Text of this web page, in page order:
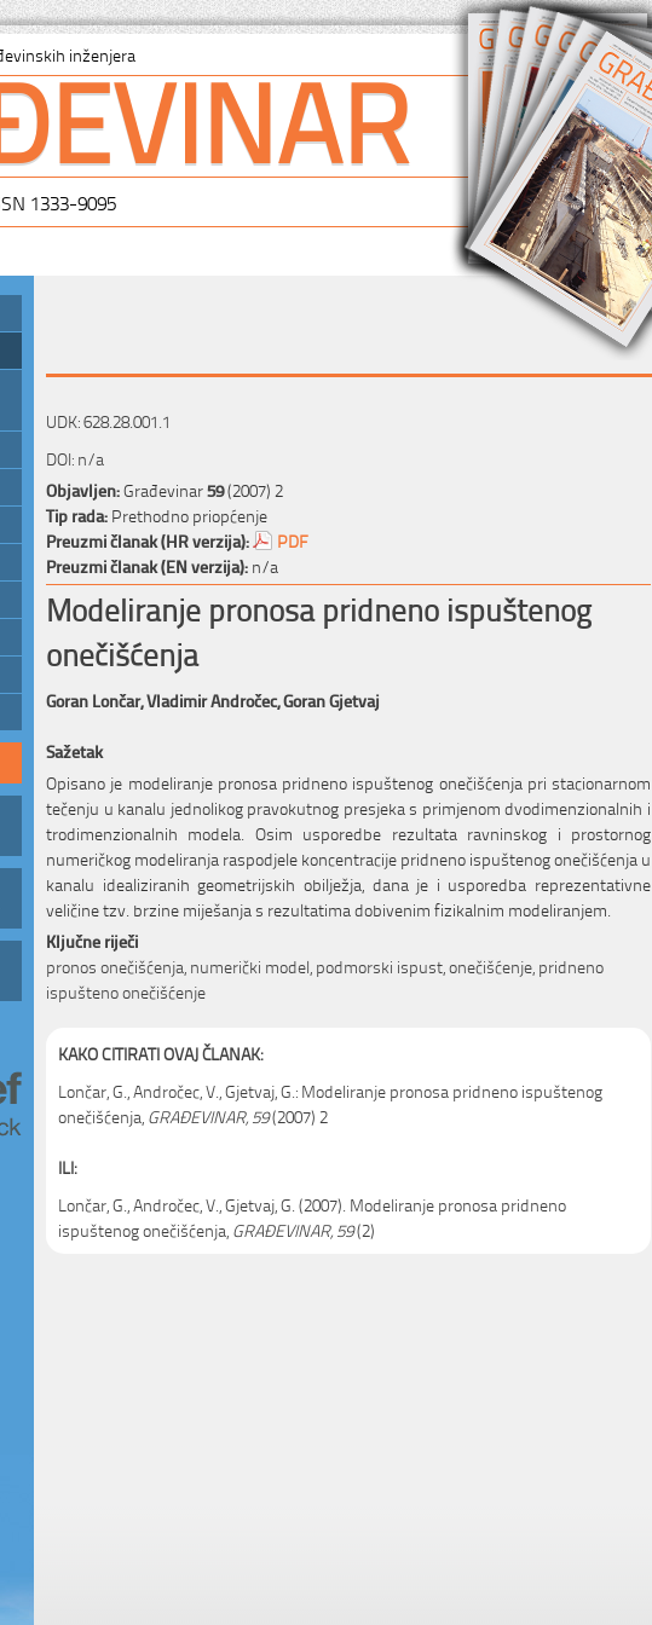
inženjera
1333-9095
UDK: 628.28.001.1
DOI: n/a
Objavljen:Građevinar59(2007) 2
Tip rada:Prethodno priopćenje
Preuzmi članak (HR verzija):
PDF
Preuzmi članak (EN verzija):n/a
Modeliranje pronosa pridneno ispuštenog
onečišćenja
Goran Lončar,Vladimir Andročec,Goran Gjetvaj
Sažetak
Opisano je modeliranje pronosa pridneno ispuštenog onečišćenja pri stacionarnom
tečenju u kanalu jednolikog pravokutnog presjeka s primjenom dvodimenzionalnih i
trodimenzionalnih modela. Osim usporedbe rezultata ravninskog i prostornog
numeričkog modeliranja raspodjele koncentracije pridneno ispuštenog onečišćenja u
kanalu idealiziranih geometrijskih obilježja, dana je i usporedba reprezentativne
veličine tzv. brzine miješanja s rezultatima dobivenim fizikalnim modeliranjem.
Ključne riječi
pronos onečišćenja, numerički model, podmorski ispust, onečišćenje, pridneno
ispušteno onečišćenje
KAKO CITIRATI OVAJ ČLANAK:
Lončar, G., Andročec, V., Gjetvaj, G.: Modeliranje pronosa pridneno ispuštenog
onečišćenja, GRAĐEVINAR, 59(2007) 2
ILI:
Lončar, G., Andročec, V., Gjetvaj, G. (2007). Modeliranje pronosa pridneno
ispuštenog onečišćenja, GRAĐEVINAR, 59(2)